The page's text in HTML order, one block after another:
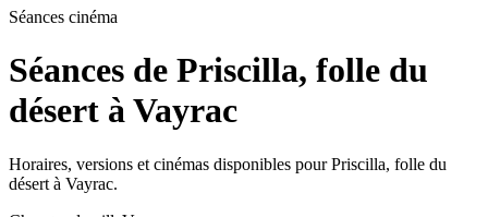
Séances cinéma
Séances de Priscilla, folle du
désert à Vayrac
Horaires, versions et cinémas disponibles pour Priscilla, folle du
désert à Vayrac.